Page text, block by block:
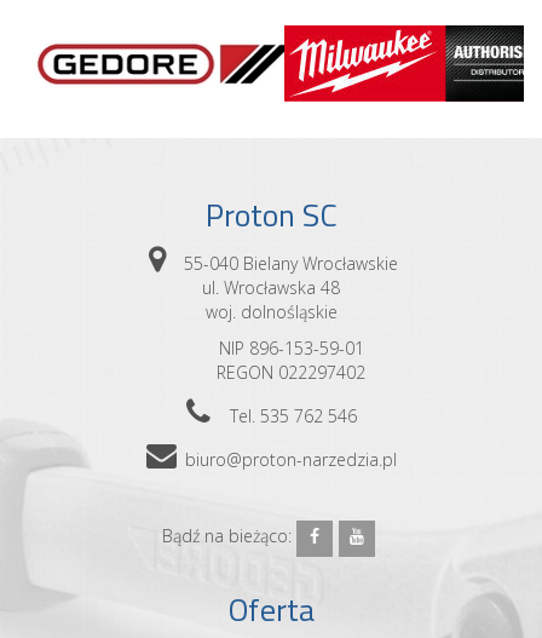
Proton SC
55-040 Bielany Wrocławskie
ul. Wrocławska 48
woj. dolnośląskie
NIP 896-153-59-01
REGON 022297402
Tel. 535 762 546
biuro@proton-narzedzia.pl
Bądź na bieżąco:
Oferta